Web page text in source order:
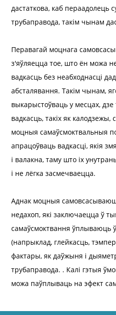
дастаткова, каб пераадолець
трубаправода, такім чынам
Перавагай моцнага
з'яўляецца тое, што ён можа
вадкасць без неабходнасці
абсталявання. Такім чынам,
выкарыстоўваць у месцах, дзе
вадкасць, такіх як калодзежы,
моцныя самаўсмоктвальныя
апрацоўваць вадкасці, якія
і валакна, таму што іх
і не лёгка засмечваецца.
Аднак моцныя
недахоп, які заключаецца ў
самаўсмоктвання ўплываюць
(напрыклад, глейкасць,
фактары, як даўжыня і
трубаправода. . Калі гэтыя
можа паўплываць на эфект